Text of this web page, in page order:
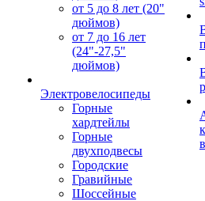
от 5 до 8 лет (20"
дюймов)
от 7 до 16 лет
(24"-27,5"
дюймов)
Электровелосипеды
Горные
хардтейлы
Горные
двухподвесы
Городские
Гравийные
Шоссейные
к